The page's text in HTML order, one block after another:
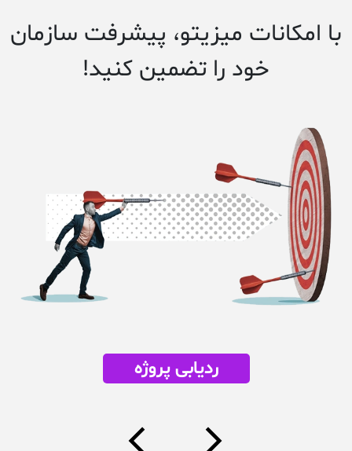
با امکانات میزیتو، پیشرفت سازمان
خود را تضمین کنید!
ردیابی پروژه